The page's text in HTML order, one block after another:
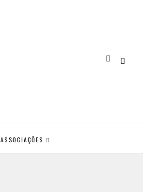
ASSOCIAÇÕES